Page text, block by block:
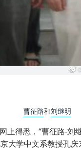
曹征路和刘继明
上得悉，“曹征路-刘
大学中文系教授孔